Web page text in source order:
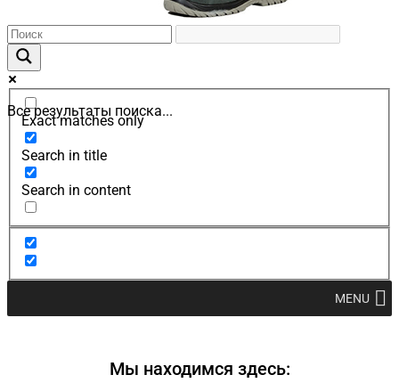
Все результаты поиска...
Exact matches only
Search in title
Search in content
MENU
Мы находимся здесь: